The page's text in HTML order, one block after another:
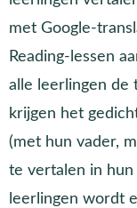
met Google-
Reading-lessen
alle leerlingen de
krijgen het
(met hun vader,
te vertalen in hun
leerlingen wordt